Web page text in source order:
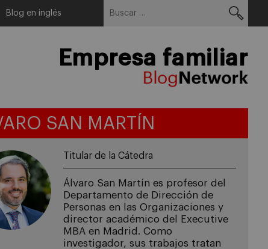
Blog en inglés
Empresa familiar
SAN MARTÍN
Titular de la Cátedra
Álvaro San Martín es profesor del
Departamento de Dirección de
Personas en las Organizaciones y
director académico del Executive
MBA en Madrid. Como
investigador, sus trabajos tratan